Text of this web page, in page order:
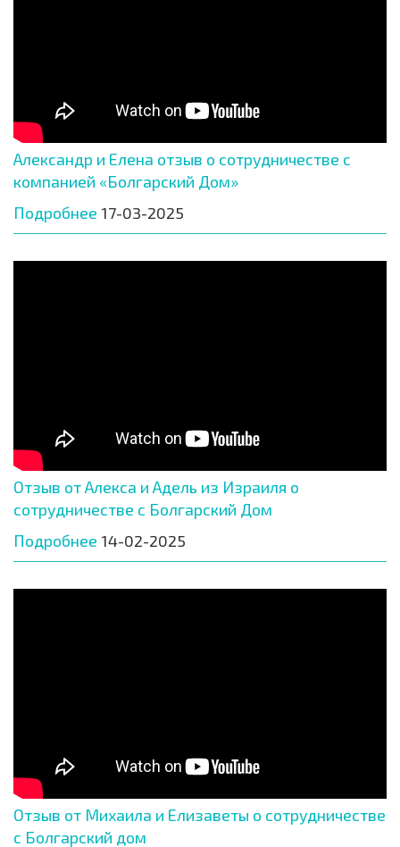
Александр и Елена отзыв о сотрудничестве с
компанией «Болгарский Дом»
Подробнее 17-03-2025
Отзыв от Алекса и Адель из Израиля о
сотрудничестве с Болгарский Дом
Подробнее 14-02-2025
Отзыв от Михаила и Елизаветы о сотрудничестве
с Болгарский дом